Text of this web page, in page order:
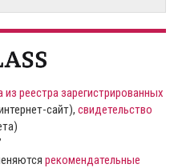
из реестра зарегистрированных
сайт), свидетельство
рекомендательные